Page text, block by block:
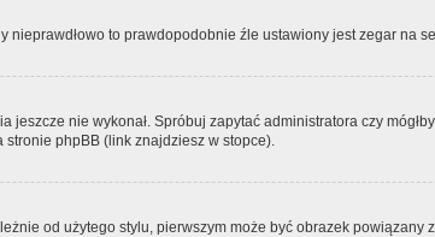
to prawdopodobnie źle ustawiony jest zegar na
nie wykonał. Spróbuj zapytać administratora czy
phpBB (link znajdziesz w stopce).
od użytego stylu, pierwszym może być obrazek